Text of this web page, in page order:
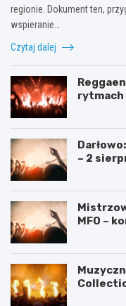
regionie. Dokument ten,
wspieranie…
Czytaj dalej
rytmach
– 2
MFO –